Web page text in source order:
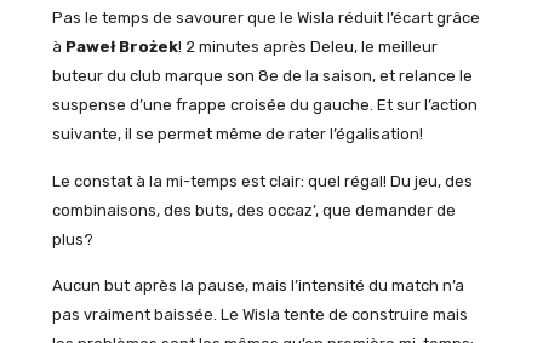
Pas le temps de savourer que le Wisla réduit l’écart grâce
à Paweł Brożek! 2 minutes après Deleu, le meilleur
buteur du club marque son 8e de la saison, et relance le
suspense d’une frappe croisée du gauche. Et sur l’action
suivante, il se permet même de rater l’égalisation!
Le constat à la mi-temps est clair: quel régal! Du jeu, des
combinaisons, des buts, des occaz’, que demander de
plus?
Aucun but après la pause, mais l’intensité du match n’a
pas vraiment baissée. Le Wisla tente de construire mais